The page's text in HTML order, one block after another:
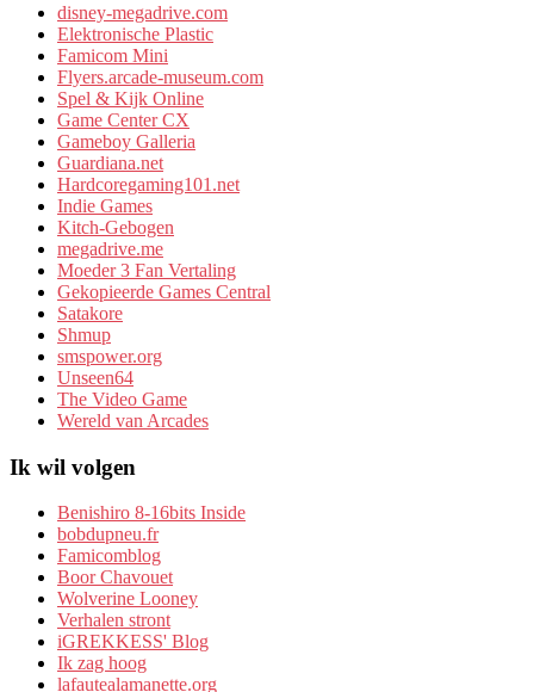
disney-megadrive.com
Elektronische Plastic
Famicom Mini
Flyers.arcade-museum.com
Spel & Kijk Online
Game Center CX
Gameboy Galleria
Guardiana.net
Hardcoregaming101.net
Indie Games
Kitch-Gebogen
megadrive.me
Moeder 3 Fan Vertaling
Gekopieerde Games Central
Satakore
Shmup
smspower.org
Unseen64
The Video Game
Wereld van Arcades
Ik wil volgen
Benishiro 8-16bits Inside
bobdupneu.fr
Famicomblog
Boor Chavouet
Wolverine Looney
Verhalen stront
iGREKKESS' Blog
Ik zag hoog
lafautealamanette.org